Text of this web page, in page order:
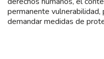
permanente vulnerabilidad,
demandar medidas de